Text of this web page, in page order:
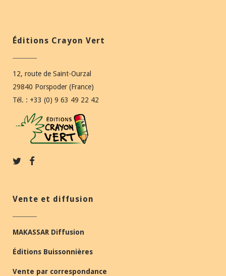
Éditions Crayon Vert
12, route de Saint-Ourzal
29840 Porspoder (France)
Tél. : +33 (0) 9 63 49 22 42
Vente et diffusion
MAKASSAR Diffusion
Éditions Buissonnières
Vente par correspondance